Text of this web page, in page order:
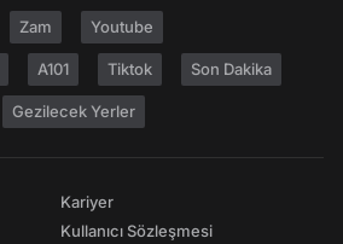
Zam Youtube
A101 Tiktok Son Dakika
Gezilecek Yerler
Kariyer
Kullanıcı Sözleşmesi